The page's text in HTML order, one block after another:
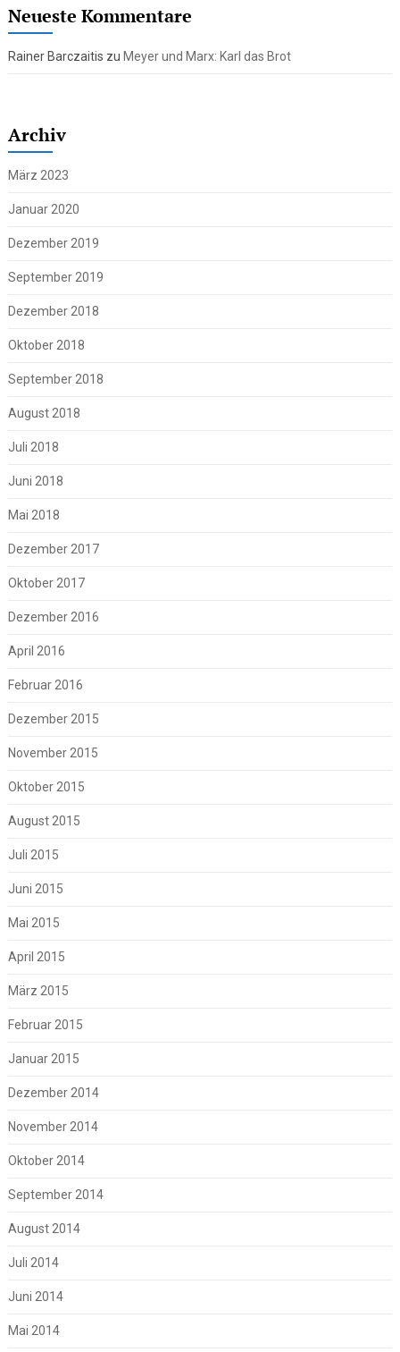
Neueste Kommentare
Rainer Barczaitis zu Meyer und Marx: Karl das Brot
Archiv
März 2023
Januar 2020
Dezember 2019
September 2019
Dezember 2018
Oktober 2018
September 2018
August 2018
Juli 2018
Juni 2018
Mai 2018
Dezember 2017
Oktober 2017
Dezember 2016
April 2016
Februar 2016
Dezember 2015
November 2015
Oktober 2015
August 2015
Juli 2015
Juni 2015
Mai 2015
April 2015
März 2015
Februar 2015
Januar 2015
Dezember 2014
November 2014
Oktober 2014
September 2014
August 2014
Juli 2014
Juni 2014
Mai 2014